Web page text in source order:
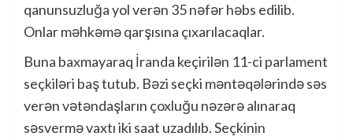
qanunsuzluğa yol verən 35 nəfər həbs edilib.
Onlar məhkəmə qarşısına çıxarılacaqlar.
Buna baxmayaraq İranda keçirilən 11-ci parlament
seçkiləri baş tutub. Bəzi seçki məntəqələrində səs
verən vətəndaşların çoxluğu nəzərə alınaraq
səsvermə vaxtı iki saat uzadılıb. Seçkinin